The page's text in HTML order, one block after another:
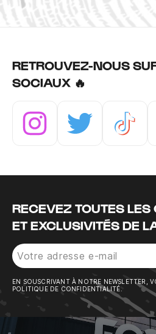
RETROUVEZ-NOUS
SOCIAUX 🔥
RECEVEZ TOUTES LES
ET EXCLUSIVITÉS DE
EN SOUSCRIVANT À NOTRE NEWSLETTER,
POLITIQUE DE CONFIDENTIALITÉ.